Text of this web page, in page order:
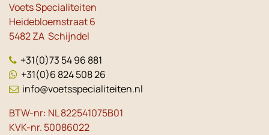
Voets Specialiteiten
Heidebloemstraat 6
5482 ZA Schijndel
+31(0)73 54 96 881
+31(0)6 824 508 26
info@voetsspecialiteiten.nl
BTW-nr: NL 822541075B01
KVK-nr. 50086022